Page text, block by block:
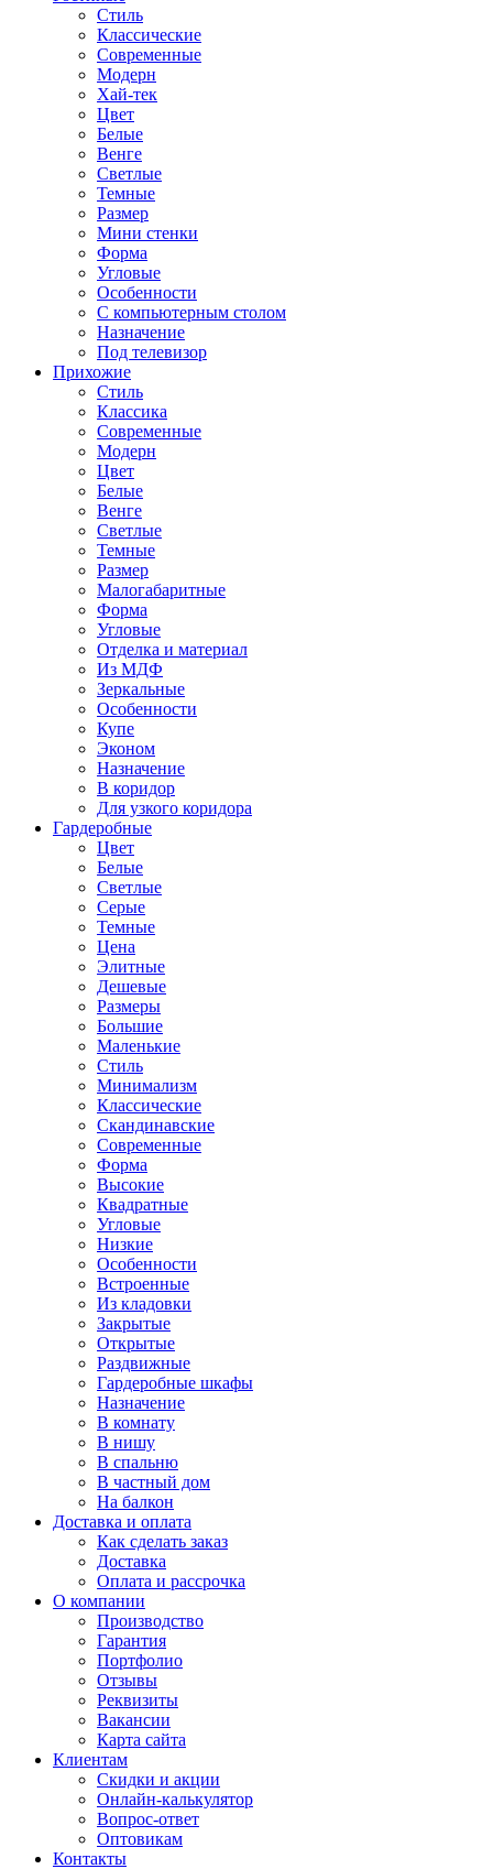
Стиль
Классические
Современные
Модерн
Хай-тек
Цвет
Белые
Венге
Светлые
Темные
Размер
Мини стенки
Форма
Угловые
Особенности
С компьютерным столом
Назначение
Под телевизор
Прихожие
Стиль
Классика
Современные
Модерн
Цвет
Белые
Венге
Светлые
Темные
Размер
Малогабаритные
Форма
Угловые
Отделка и материал
Из МДФ
Зеркальные
Особенности
Купе
Эконом
Назначение
В коридор
Для узкого коридора
Гардеробные
Цвет
Белые
Светлые
Серые
Темные
Цена
Элитные
Дешевые
Размеры
Большие
Маленькие
Стиль
Минимализм
Классические
Скандинавские
Современные
Форма
Высокие
Квадратные
Угловые
Низкие
Особенности
Встроенные
Из кладовки
Закрытые
Открытые
Раздвижные
Гардеробные шкафы
Назначение
В комнату
В нишу
В спальню
В частный дом
На балкон
Доставка и оплата
Как сделать заказ
Доставка
Оплата и рассрочка
О компании
Производство
Гарантия
Портфолио
Отзывы
Реквизиты
Вакансии
Карта сайта
Клиентам
Скидки и акции
Онлайн-калькулятор
Вопрос-ответ
Оптовикам
Контакты